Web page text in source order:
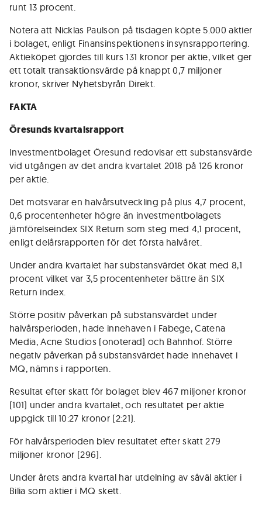
runt 13 procent.
Notera att Nicklas Paulson på tisdagen köpte 5.000 aktier
i bolaget, enligt Finansinspektionens insynsrapportering.
Aktieköpet gjordes till kurs 131 kronor per aktie, vilket ger
ett totalt transaktionsvärde på knappt 0,7 miljoner
kronor, skriver Nyhetsbyrån Direkt.
FAKTA
Öresunds kvartalsrapport
Investmentbolaget Öresund redovisar ett substansvärde
vid utgången av det andra kvartalet 2018 på 126 kronor
per aktie.
Det motsvarar en halvårsutveckling på plus 4,7 procent,
0,6 procentenheter högre än investmentbolagets
jämförelseindex SIX Return som steg med 4,1 procent,
enligt delårsrapporten för det första halvåret.
Under andra kvartalet har substansvärdet ökat med 8,1
procent vilket var 3,5 procentenheter bättre än SIX
Return index.
Större positiv påverkan på substansvärdet under
halvårsperioden, hade innehaven i Fabege, Catena
Media, Acne Studios (onoterad) och Bahnhof. Större
negativ påverkan på substansvärdet hade innehavet i
MQ, nämns i rapporten.
Resultat efter skatt för bolaget blev 467 miljoner kronor
(101) under andra kvartalet, och resultatet per aktie
uppgick till 10:27 kronor (2:21).
För halvårsperioden blev resultatet efter skatt 279
miljoner kronor (296).
Under årets andra kvartal har utdelning av såväl aktier i
Bilia som aktier i MQ skett.